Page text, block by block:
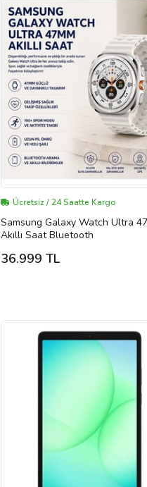
Ücretsiz / 24 Saatte Kargo
Samsung Galaxy Watch Ultra
Akıllı Saat Bluetooth
36.999 TL